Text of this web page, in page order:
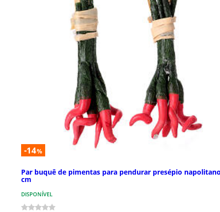
-14%
Par buquê de pimentas para pendurar presépio
cm
DISPONÍVEL